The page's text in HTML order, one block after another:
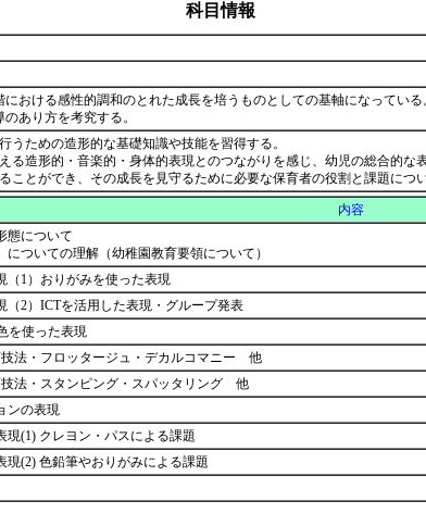
科目情報
おける感性的調和のとれた成長を培うものとしての基軸になってい
あり方を考究する。
うための造形的な基礎知識や技能を習得する。
る造形的・音楽的・身体的表現とのつながりを感じ、幼児の総合的な
ことができ、その成長を見守るために必要な保育者の役割と課題につ
内容
態について
ついての理解（幼稚園教育要領について）
（1）おりがみを使った表現
2）ICTを活用した表現・グループ発表
を使った表現
法・フロッタージュ・デカルコマニー 他
法・スタンピング・スパッタリング 他
ンの表現
(1) クレヨン・パスによる課題
(2) 色鉛筆やおりがみによる課題